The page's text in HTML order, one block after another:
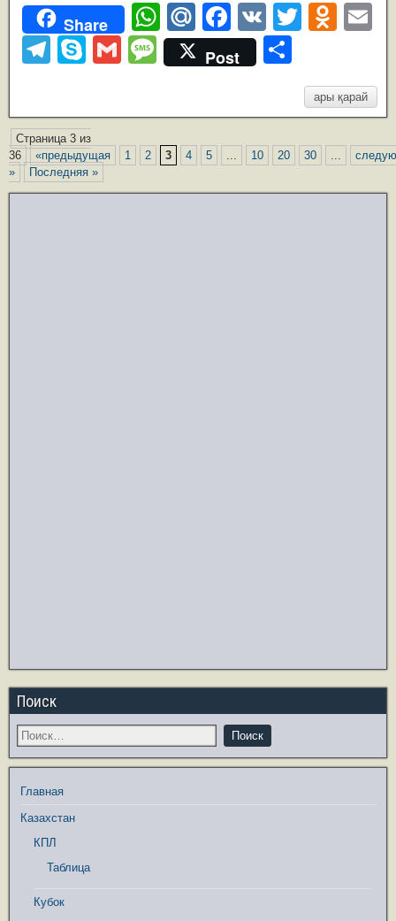
Share
W
h
at
p
p
M
ail
.R
F
a
c
o
o
V
K
T
er
O
o
a
ss
T
gr
a
m
S
e
G
M
g
e
Post
п
а
в
ары қарай
Страница 3 из
36
«предыдущая 1 2 3 4 5 ... 10 20 30 ...
»
Последняя »
Поиск
Главная
Казахстан
КПЛ
Таблица
Кубок